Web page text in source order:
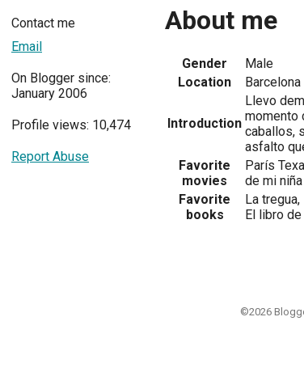
Contact me
Email
On Blogger since:
January 2006
Profile views: 10,474
Report Abuse
About me
Gender
Male
Location
Barcelona
Introduction
Llevo
momento
caballos,
asfalto
Favorite
movies
París
de mi niña
Favorite
books
La
El libro
©2026